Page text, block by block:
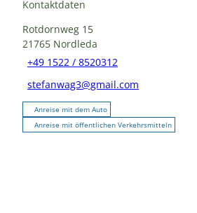
Kontaktdaten
Rotdornweg 15
21765 Nordleda
+49 1522 / 8520312
stefanwag3@gmail.com
Anreise mit dem Auto
Anreise mit öffentlichen Verkehrsmitteln